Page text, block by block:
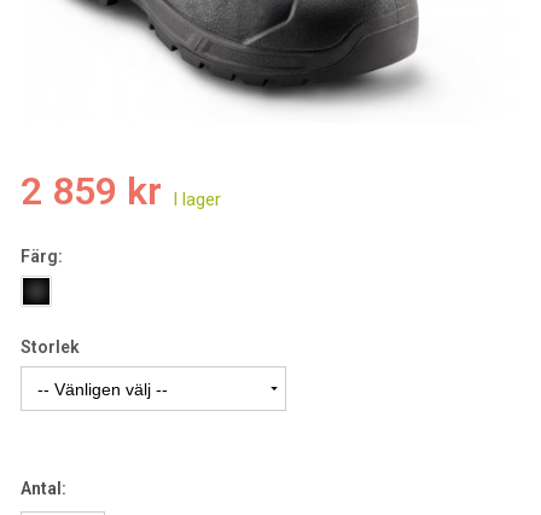
2 859 kr
Färg:
Storlek
Antal: